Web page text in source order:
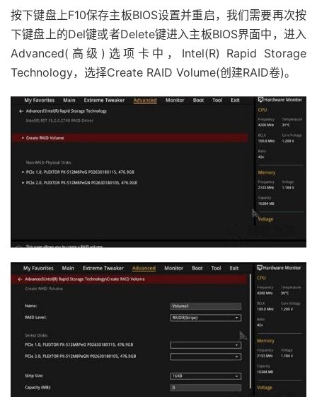
按下键盘上F10保存主板BIOS设置并重启，我们需要再次按
下键盘上的Del键或者Delete键进入主板BIOS界面中，进入
Advanced(高级)选项卡中，Intel(R) Rapid Storage
Technology，选择Create RAID Volume(创建RAID卷)。